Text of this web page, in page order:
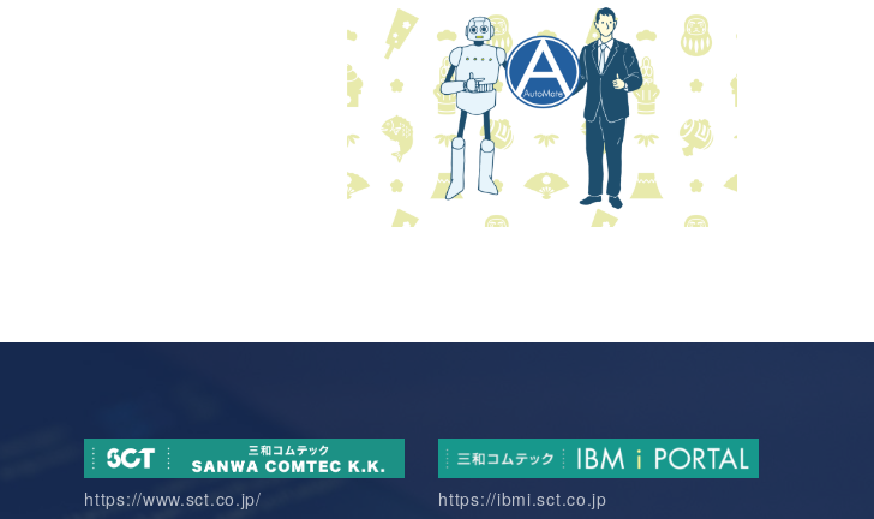
https://www.sct.co.jp/ https://ibmi.sct.co.jp